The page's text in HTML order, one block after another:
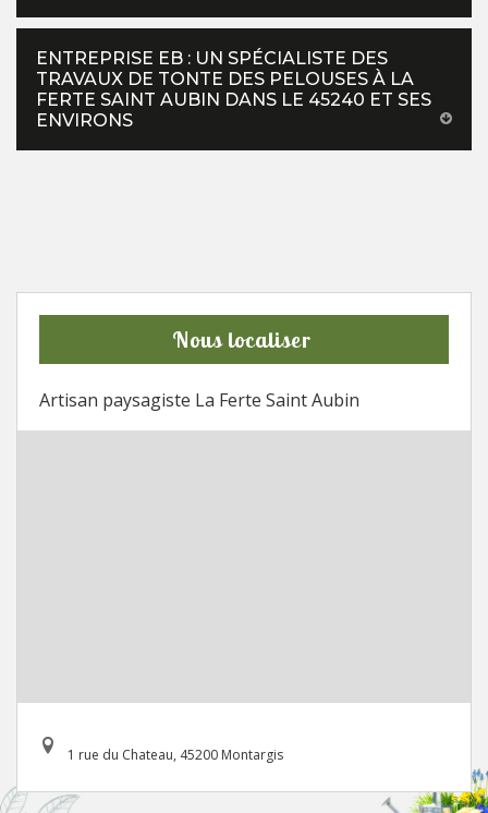
ENTREPRISE EB : UN SPÉCIALISTE DES
TRAVAUX DE TONTE DES PELOUSES À LA
FERTE SAINT AUBIN DANS LE 45240 ET SES
ENVIRONS
Nous localiser
Artisan paysagiste La Ferte Saint Aubin
1 rue du Chateau, 45200 Montargis